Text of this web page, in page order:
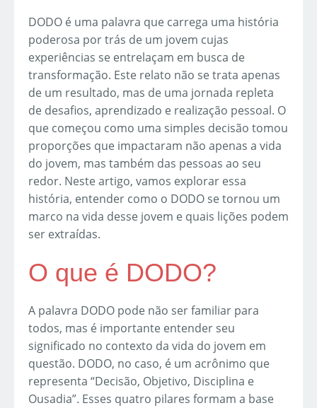
DODO é uma palavra que carrega uma história
poderosa por trás de um jovem cujas
experiências se entrelaçam em busca de
transformação. Este relato não se trata apenas
de um resultado, mas de uma jornada repleta
de desafios, aprendizado e realização pessoal. O
que começou como uma simples decisão tomou
proporções que impactaram não apenas a vida
do jovem, mas também das pessoas ao seu
redor. Neste artigo, vamos explorar essa
história, entender como o DODO se tornou um
marco na vida desse jovem e quais lições podem
ser extraídas.
O que é DODO?
A palavra DODO pode não ser familiar para
todos, mas é importante entender seu
significado no contexto da vida do jovem em
questão. DODO, no caso, é um acrônimo que
representa “Decisão, Objetivo, Disciplina e
Ousadia”. Esses quatro pilares formam a base